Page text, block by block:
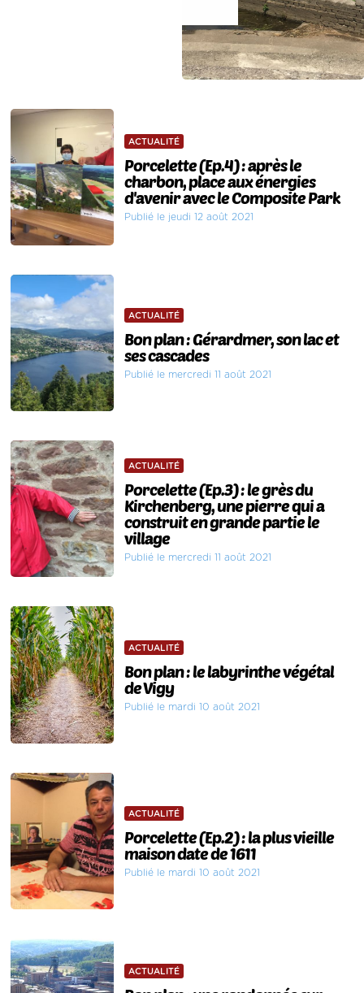
ACTUALITÉ
Porcelette (Ep.4) : après le
charbon, place aux énergies
d'avenir avec le Composite Park
Publié le jeudi 12 août 2021
ACTUALITÉ
Bon plan : Gérardmer, son lac et
ses cascades
Publié le mercredi 11 août 2021
ACTUALITÉ
Porcelette (Ep.3) : le grès du
Kirchenberg, une pierre qui a
construit en grande partie le
village
Publié le mercredi 11 août 2021
ACTUALITÉ
Bon plan : le labyrinthe végétal
de Vigy
Publié le mardi 10 août 2021
ACTUALITÉ
Porcelette (Ep.2) : la plus vieille
maison date de 1611
Publié le mardi 10 août 2021
ACTUALITÉ